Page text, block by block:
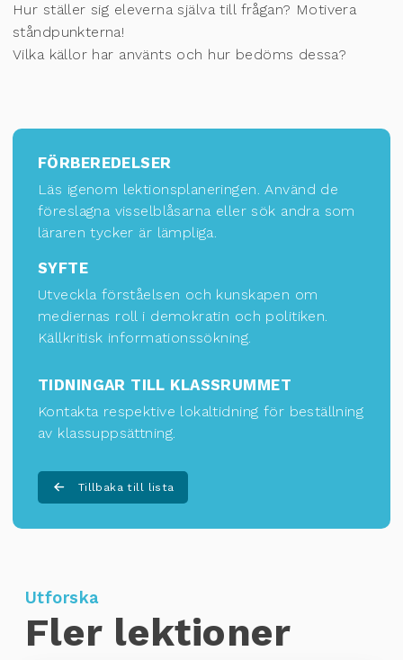
Hur ställer sig eleverna själva till frågan? Motivera
ståndpunkterna!
Vilka källor har använts och hur bedöms dessa?
FÖRBEREDELSER
Läs igenom lektionsplaneringen. Använd de
föreslagna visselblåsarna eller sök andra som
läraren tycker är lämpliga.
SYFTE
Utveckla förståelsen och kunskapen om
mediernas roll i demokratin och politiken.
Källkritisk informationssökning.
TIDNINGAR TILL KLASSRUMMET
Kontakta respektive lokaltidning för beställning
av klassuppsättning.
Tillbaka till lista
Utforska
Fler lektioner